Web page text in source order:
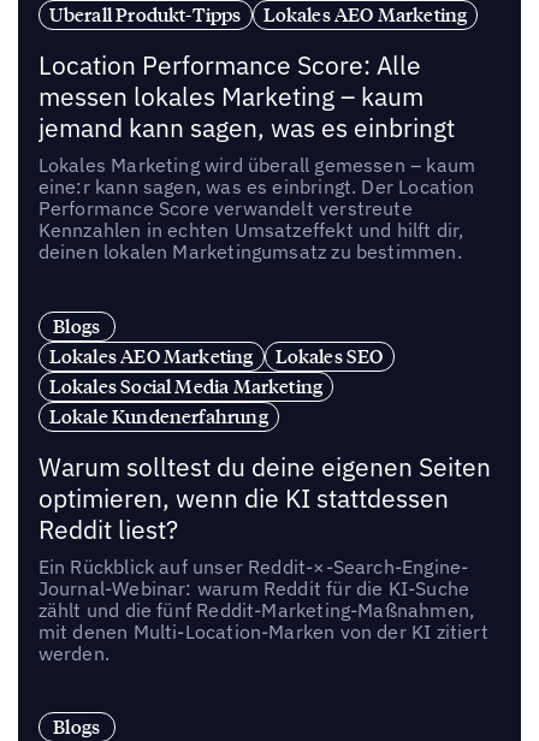
Uberall Produkt-Tipps
Lokales AEO Marketing
Location Performance Score: Alle
messen lokales Marketing – kaum
jemand kann sagen, was es einbringt
Lokales Marketing wird überall gemessen – kaum
eine:r kann sagen, was es einbringt. Der Location
Performance Score verwandelt verstreute
Kennzahlen in echten Umsatzeffekt und hilft dir,
deinen lokalen Marketingumsatz zu bestimmen.
Blogs
Lokales AEO Marketing
Lokales SEO
Lokales Social Media Marketing
Lokale Kundenerfahrung
Warum solltest du deine eigenen Seiten
optimieren, wenn die KI stattdessen
Reddit liest?
Ein Rückblick auf unser Reddit-×-Search-Engine-
Journal-Webinar: warum Reddit für die KI-Suche
zählt und die fünf Reddit-Marketing-Maßnahmen,
mit denen Multi-Location-Marken von der KI zitiert
werden.
Blogs